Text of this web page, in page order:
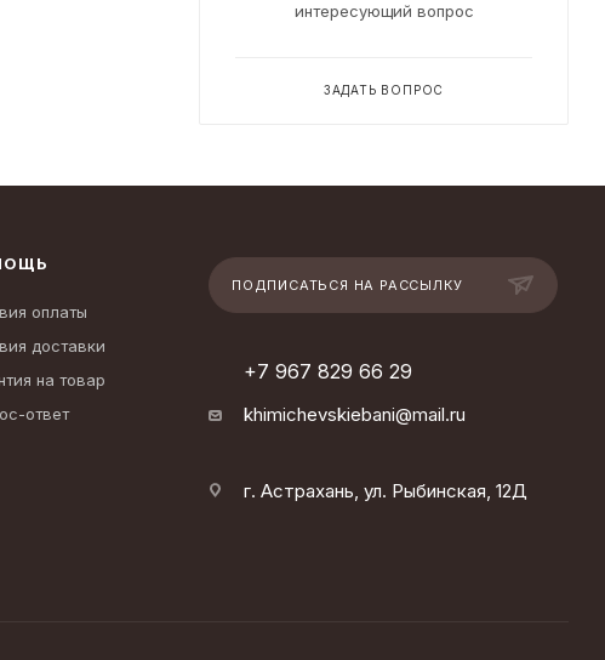
интересующий вопрос
ЗАДАТЬ ВОПРОС
оплаты
доставки
на товар
ответ
ПОДПИСАТЬСЯ НА РАССЫЛКУ
+7 967 829 66 29
khimichevskiebani@mail.ru
г. Астрахань, ул. Рыбинская, 12Д